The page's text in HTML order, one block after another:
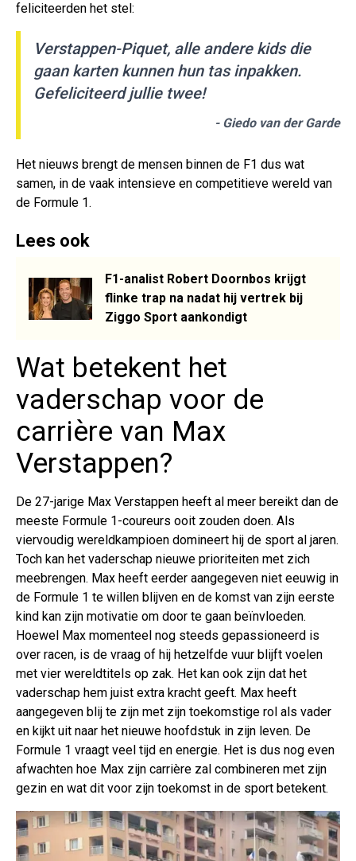
feliciteerden het stel:
Verstappen-Piquet, alle andere kids die
gaan karten kunnen hun tas inpakken.
Gefeliciteerd jullie twee!
- Giedo van der Garde
Het nieuws brengt de mensen binnen de F1 dus wat
samen, in de vaak intensieve en competitieve wereld van
de Formule 1.
Lees ook
F1-analist Robert Doornbos krijgt
flinke trap na nadat hij vertrek bij
Ziggo Sport aankondigt
Wat betekent het
vaderschap voor de
carrière van Max
Verstappen?
De 27-jarige Max Verstappen heeft al meer bereikt dan de
meeste Formule 1-coureurs ooit zouden doen. Als
viervoudig wereldkampioen domineert hij de sport al jaren.
Toch kan het vaderschap nieuwe prioriteiten met zich
meebrengen. Max heeft eerder aangegeven niet eeuwig in
de Formule 1 te willen blijven en de komst van zijn eerste
kind kan zijn motivatie om door te gaan beïnvloeden.
Hoewel Max momenteel nog steeds gepassioneerd is
over racen, is de vraag of hij hetzelfde vuur blijft voelen
met vier wereldtitels op zak. Het kan ook zijn dat het
vaderschap hem juist extra kracht geeft. Max heeft
aangegeven blij te zijn met zijn toekomstige rol als vader
en kijkt uit naar het nieuwe hoofdstuk in zijn leven. De
Formule 1 vraagt veel tijd en energie. Het is dus nog even
afwachten hoe Max zijn carrière zal combineren met zijn
gezin en wat dit voor zijn toekomst in de sport betekent.